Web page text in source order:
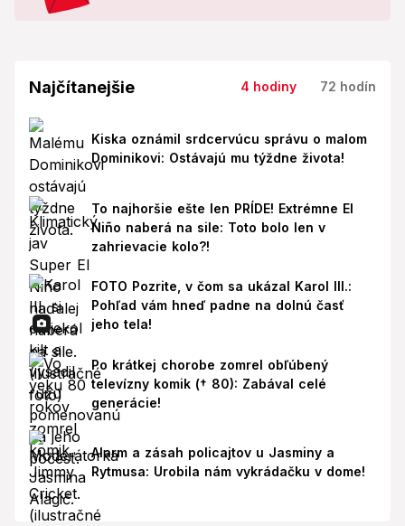
Najčítanejšie 4 hodiny 72 hodín
Kiska oznámil srdcervúcu správu o malom
Dominikovi: Ostávajú mu týždne života!
To najhoršie ešte len PRÍDE! Extrémne El
Niño naberá na sile: Toto bolo len v
zahrievacie kolo?!
FOTO Pozrite, v čom sa ukázal Karol III.:
Pohľad vám hneď padne na dolnú časť
jeho tela!
Po krátkej chorobe zomrel obľúbený
televízny komik († 80): Zabával celé
generácie!
Alarm a zásah policajtov u Jasminy a
Rytmusa: Urobila nám vykrádačku v dome!